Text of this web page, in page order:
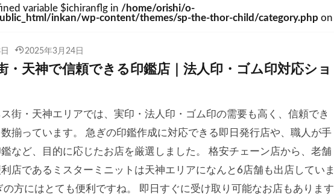
variable $ichiranflg in /home/orishi/o-
inkan/wp-content/themes/sp-the-thor-child/category.php on
2025年3月24日
・天神で信頼できる印鑑店｜法人印・ゴム印対応ショ
街・天神エリアでは、実印・法人印・ゴム印の需要も高く、信頼でき
揃っています。 急ぎの印鑑作成に対応できる即日発行店や、職人が手
など、目的に応じたお店を厳選しました。 格安チェーン店から、老舗
店であるミスターミニットは天神エリアになんと6店舗も出店していま
の方にはとても便利ですね。 即日すぐに受け取り可能なお店もあります